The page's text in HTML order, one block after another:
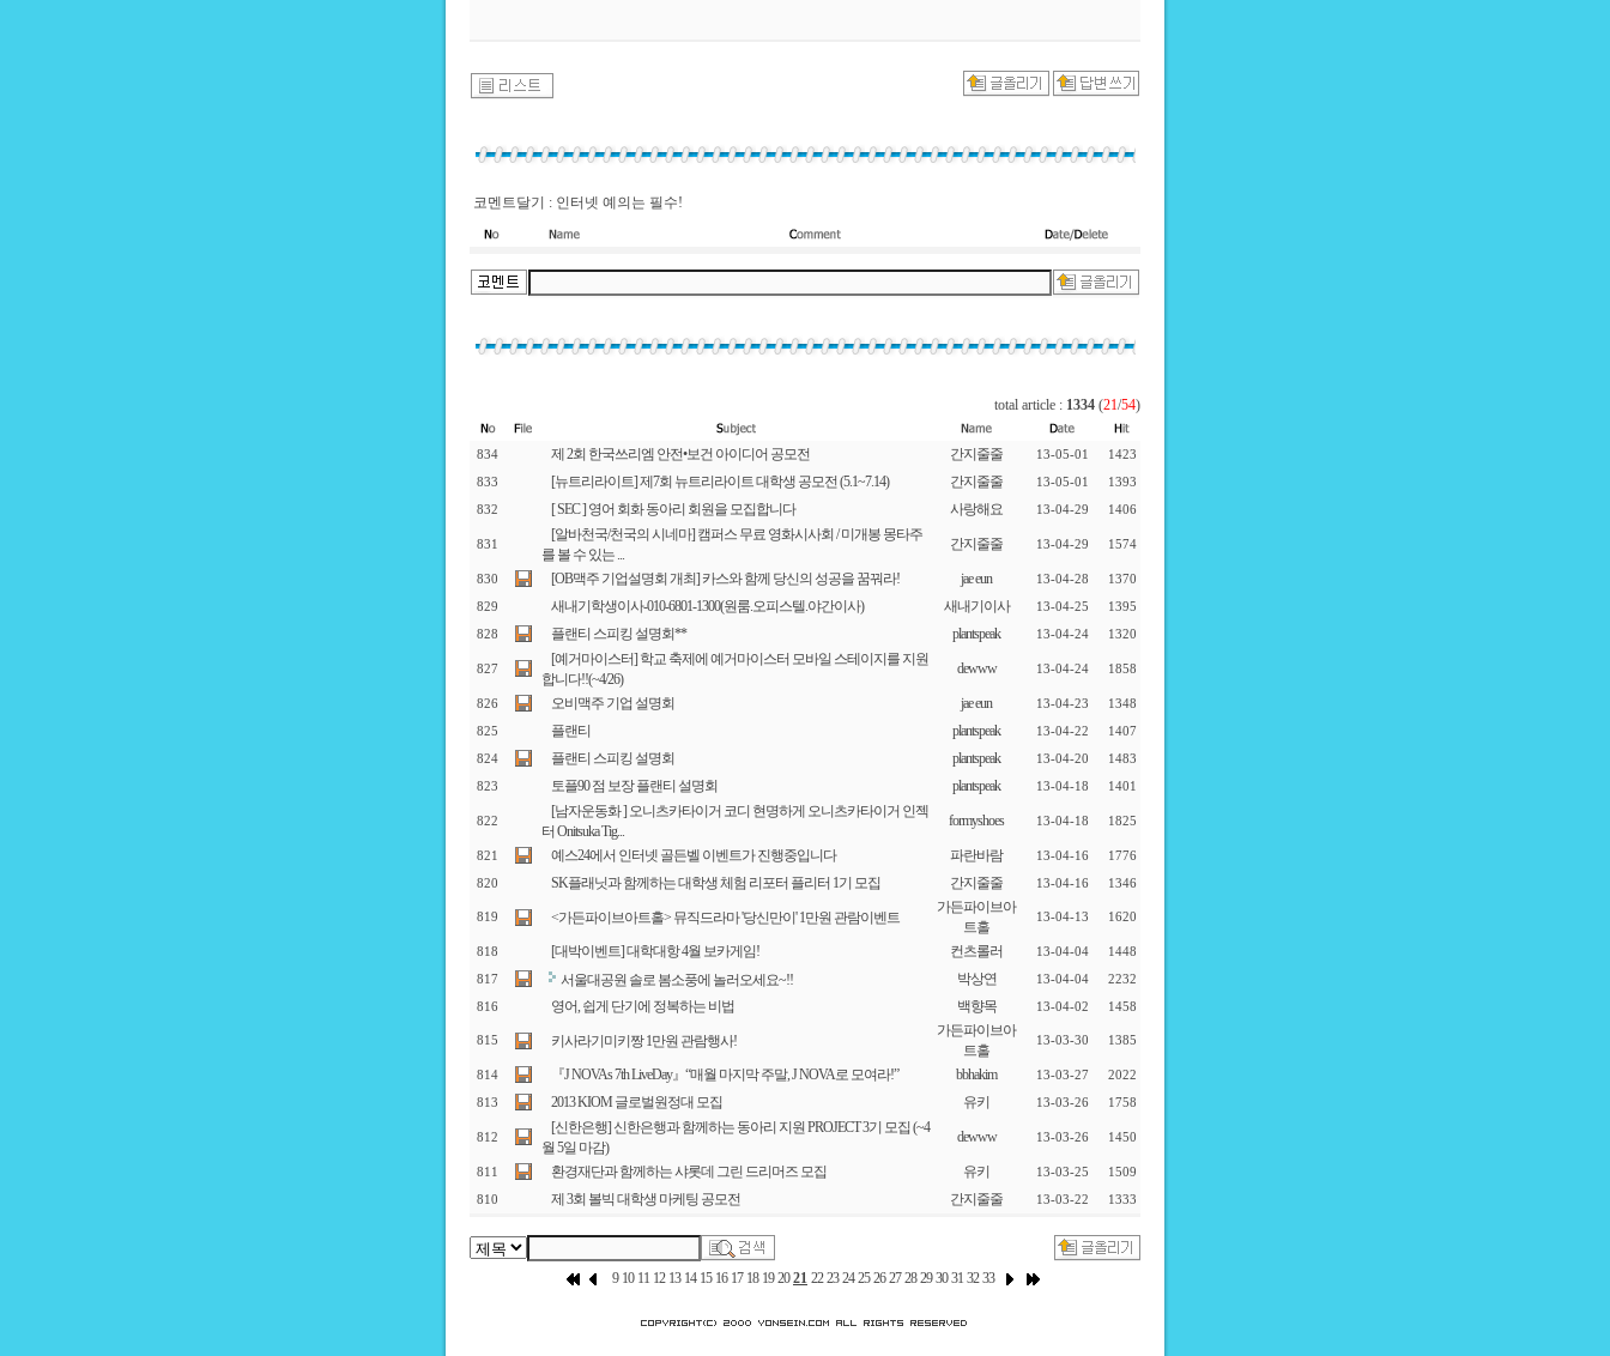
코멘트달기 : 인터넷 예의는 필수!
total article : 1334 (21/54)
834 제 2회 한국쓰리엠 안전•보건 아이디어 공모전 간지줄줄 13-05-01 1423
833 [뉴트리라이트] 제7회 뉴트리라이트 대학생 공모전 (5.1~7.14) 간지줄줄 13-05-01 1393
832 [ SEC ] 영어 회화 동아리 회원을 모집합니다 사랑해요 13-04-29 1406
831
[알바천국/천국의 시네마] 캠퍼스 무료 영화시사회 / 미개봉 몽타주
를 볼 수 있는 ...
간지줄줄 13-04-29 1574
830 [OB맥주 기업설명회 개최] 카스와 함께 당신의 성공을 꿈꿔라! jae eun 13-04-28 1370
829 새내기학생이사-010-6801-1300(원룸.오피스텔.야간이사) 새내기이사 13-04-25 1395
828 플랜티 스피킹 설명회** plantspeak 13-04-24 1320
827
[예거마이스터] 학교 축제에 예거마이스터 모바일 스테이지를 지원
합니다!!(~4/26)
dewww 13-04-24 1858
826 오비맥주 기업 설명회 jae eun 13-04-23 1348
825 플랜티 plantspeak 13-04-22 1407
824 플랜티 스피킹 설명회 plantspeak 13-04-20 1483
823 토플90 점 보장 플랜티 설명회 plantspeak 13-04-18 1401
822
[남자운동화 ] 오니츠카타이거 코디 현명하게 오니츠카타이거 인젝
터 Onitsuka Tig...
formyshoes 13-04-18 1825
821 예스24에서 인터넷 골든벨 이벤트가 진행중입니다 파란바람 13-04-16 1776
820 SK플래닛과 함께하는 대학생 체험 리포터 플리터 1기 모집 간지줄줄 13-04-16 1346
819 <가든파이브아트홀> 뮤직드라마 '당신만이' 1만원 관람이벤트
가든파이브아
트홀
13-04-13 1620
818 [대박이벤트] 대학대항 4월 보카게임! 컨츠롤러 13-04-04 1448
817 서울대공원 솔로 봄소풍에 놀러오세요~!! 박상연 13-04-04 2232
816 영어, 쉽게 단기에 정복하는 비법 백향목 13-04-02 1458
815 키사라기미키짱 1만원 관람행사!
가든파이브아
트홀
13-03-30 1385
814 『J NOVAs 7th LiveDay』“매월 마지막 주말, J NOVA로 모여라!” bbhakim 13-03-27 2022
813 2013 KIOM 글로벌원정대 모집 유키 13-03-26 1758
812
[신한은행] 신한은행과 함께하는 동아리 지원 PROJECT 3기 모집 (~4
월 5일 마감)
dewww 13-03-26 1450
811 환경재단과 함께하는 샤롯데 그린 드리머즈 모집 유키 13-03-25 1509
810 제 3회 볼빅 대학생 마케팅 공모전 간지줄줄 13-03-22 1333
9 10 11 12 13 14 15 16 17 18 19 20 21 22 23 24 25 26 27 28 29 30 31 32 33